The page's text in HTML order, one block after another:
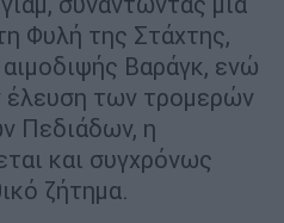
Φυλή της Στάχτης,
Βαράγκ, ενώ
έλευση των τρομερών
Πεδιάδων, η
και συγχρόνως
ζήτημα.